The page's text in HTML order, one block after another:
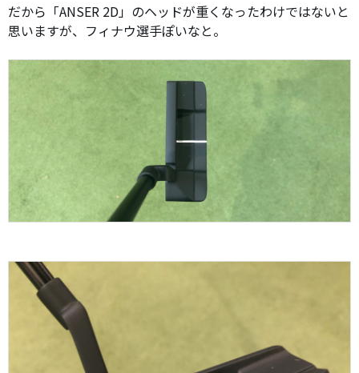
だから「ANSER 2D」のヘッドが重くなったわけではないと
思いますが、フィナウ選手ぽいなと。